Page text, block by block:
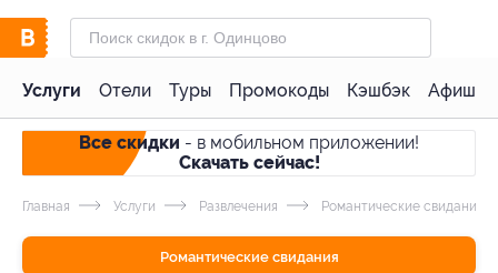
Услуги Отели Туры Промокоды Кэшбэк Афиша
Все скидки - в мобильном приложении!
Скачать сейчас!
Главная Услуги Развлечения Романтические свидания
Романтические свидания